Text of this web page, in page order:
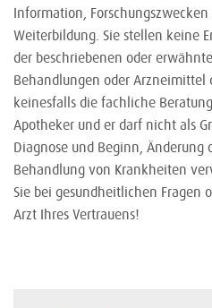
Information,
Weiterbildung. Sie stellen keine
der beschriebenen oder
Behandlungen oder Arzneimittel
keinesfalls die fachliche
Apotheker und er darf nicht als
Diagnose und Beginn, Änderung
Behandlung von Krankheiten
Sie bei gesundheitlichen Fragen
Arzt Ihres Vertrauens!